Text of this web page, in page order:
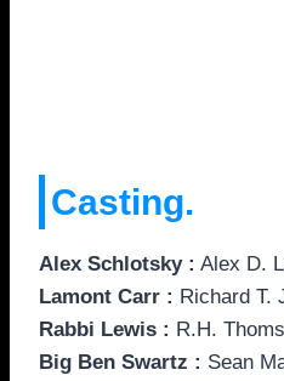
Casting.
Alex Schlotsky : Alex D.
Lamont Carr : Richard T.
Rabbi Lewis : R.H.
Big Ben Swartz : Sean